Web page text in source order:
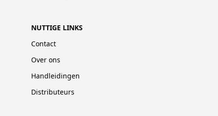
NUTTIGE LINKS
Contact
Over ons
Handleidingen
Distributeurs